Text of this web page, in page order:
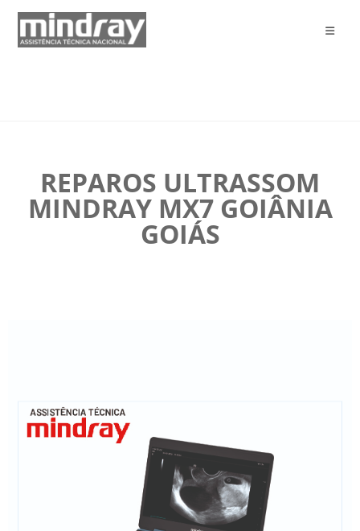
REPAROS ULTRASSOM
MINDRAY MX7 GOIÂNIA
GOIÁS